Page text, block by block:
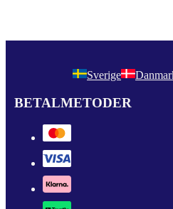
Sverige
BETALMETODER